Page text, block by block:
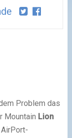
Problem das
Mountain Lion